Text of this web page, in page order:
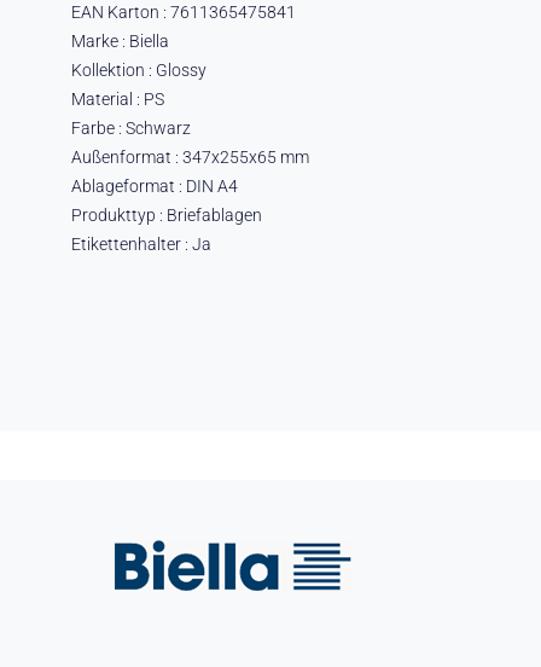
EAN Karton : 7611365475841
Marke : Biella
Kollektion : Glossy
Material : PS
Farbe : Schwarz
Außenformat : 347x255x65 mm
Ablageformat : DIN A4
Produkttyp : Briefablagen
Etikettenhalter : Ja